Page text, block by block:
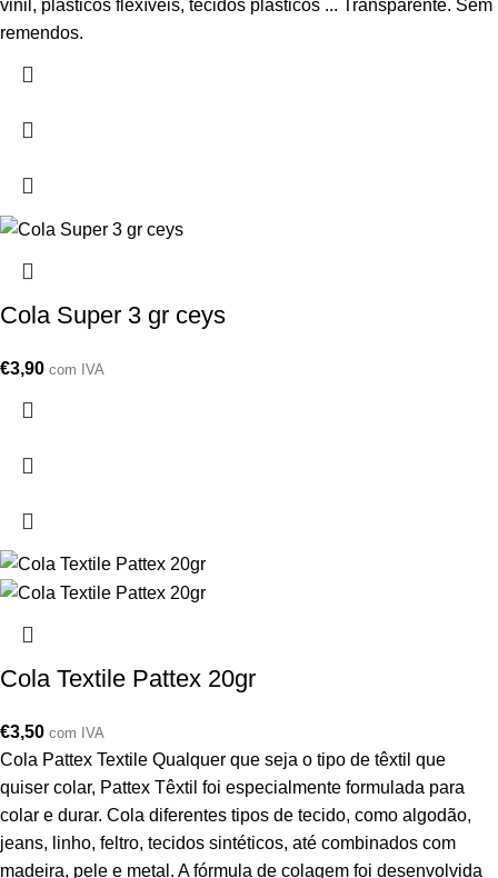
vinil, plásticos flexíveis, tecidos plásticos ... Transparente. Sem
remendos.
Cola Super 3 gr ceys
€3,90 com IVA
Cola Textile Pattex 20gr
€3,50 com IVA
Cola Pattex Textile Qualquer que seja o tipo de têxtil que
quiser colar, Pattex Têxtil foi especialmente formulada para
colar e durar. Cola diferentes tipos de tecido, como algodão,
jeans, linho, feltro, tecidos sintéticos, até combinados com
madeira, pele e metal. A fórmula de colagem foi desenvolvida